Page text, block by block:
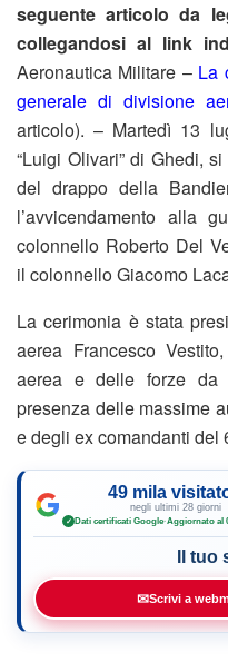
seguente articolo da
collegandosi al link
Aeronautica Militare – La
generale di divisione
articolo). – Martedì 13
“Luigi Olivari” di Ghedi,
del drappo della
l’avvicendamento alla
colonnello Roberto Del
il colonnello Giacomo
La cerimonia è stata
aerea Francesco
aerea e delle forze da
presenza delle massime
e degli ex comandanti del
49 mila
negli ultimi 28 giorni
✓ Dati certificati Google·Aggiornato al
Il
✉Scrivi a